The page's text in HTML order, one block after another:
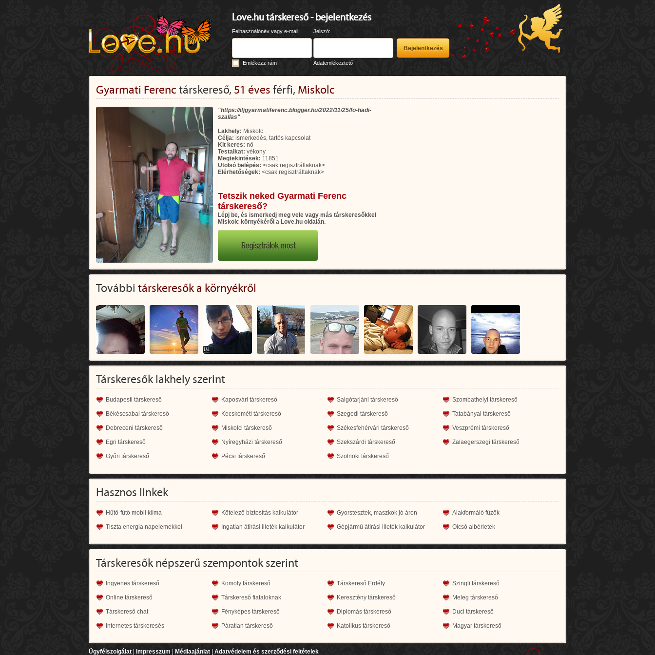
Love.hu társkereső - bejelentkezés
Felhasználónév vagy e-mail: Jelszó:
Emlékezz rám Adatemlékeztető
Gyarmati Ferenc társkereső, 51 éves férfi, Miskolc
"https://ifjgyarmatiferenc.blogger.hu/2022/11/25/fo-hadi-
szallas"
Lakhely: Miskolc
Célja: ismerkedés, tartós kapcsolat
Kit keres: nő
Testalkat: vékony
Megtekintések: 11851
Utolsó belépés: <csak regisztráltaknak>
Elérhetőségek: <csak regisztráltaknak>
Tetszik neked Gyarmati Ferenc
társkereső?
Lépj be, és ismerkedj meg vele vagy más társkeresőkkel
Miskolc környékéről a Love.hu oldalán.
További társkeresők a környékről
Társkeresők lakhely szerint
Budapesti társkereső Kaposvári társkereső Salgótarjáni társkereső Szombathelyi társkereső
Békéscsabai társkereső Kecskeméti társkereső Szegedi társkereső Tatabányai társkereső
Debreceni társkereső Miskolci társkereső Székesfehérvári társkereső Veszprémi társkereső
Egri társkereső Nyíregyházi társkereső Szekszárdi társkereső Zalaegerszegi társkereső
Győri társkereső Pécsi társkereső Szolnoki társkereső
Hasznos linkek
Hűtő-fűtő mobil klíma Kötelező biztosítás kalkulátor Gyorstesztek, maszkok jó áron Alakformáló fűzők
Tiszta energia napelemekkel Ingatlan átírási illeték kalkulátor Gépjármű átírási illeték kalkulátor Olcsó albérletek
Társkeresők népszerű szempontok szerint
Ingyenes társkereső Komoly társkereső Társkereső Erdély Szingli társkereső
Online társkereső Társkereső fiataloknak Keresztény társkereső Meleg társkereső
Társkereső chat Fényképes társkereső Diplomás társkereső Duci társkereső
Internetes társkeresés Páratlan társkereső Katolikus társkereső Magyar társkereső
Ügyfélszolgálat Impresszum Médiaajánlat Adatvédelem és szerződési feltételek